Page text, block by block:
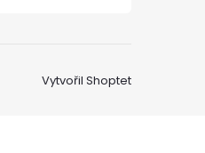
Vytvořil Shoptet